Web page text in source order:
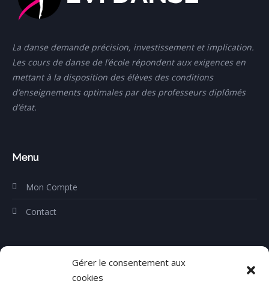
Gérer le consentement aux
cookies
La danse demande précision, investissement et implication.
Les cours de danse de l’école répondentaux exigences en
mettant à la disposition des élèves des conditions
d’enseignements optimales par des professeurs diplômés
d’état.
Menu
Mon Compte
Contact